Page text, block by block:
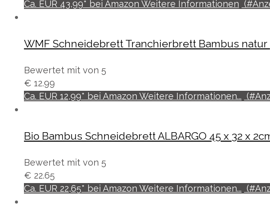
Ca. EUR 43,99* bei Amazon Weitere Informationen
WMF Schneidebrett Tranchierbrett Bambus
Bewertet mit von 5
€ 12.99
Ca. EUR 12,99* bei Amazon Weitere Informationen...
Bio Bambus Schneidebrett ALBARGO 45 x 32 x
Bewertet mit von 5
€ 22.65
Ca. EUR 22,65* bei Amazon Weitere Informationen...